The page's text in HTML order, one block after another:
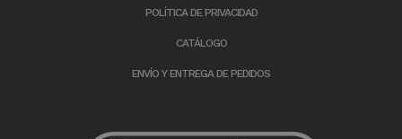
POLÍTICA DE PRIVACIDAD
CATÁLOGO
ENVÍO Y ENTREGA DE PEDIDOS